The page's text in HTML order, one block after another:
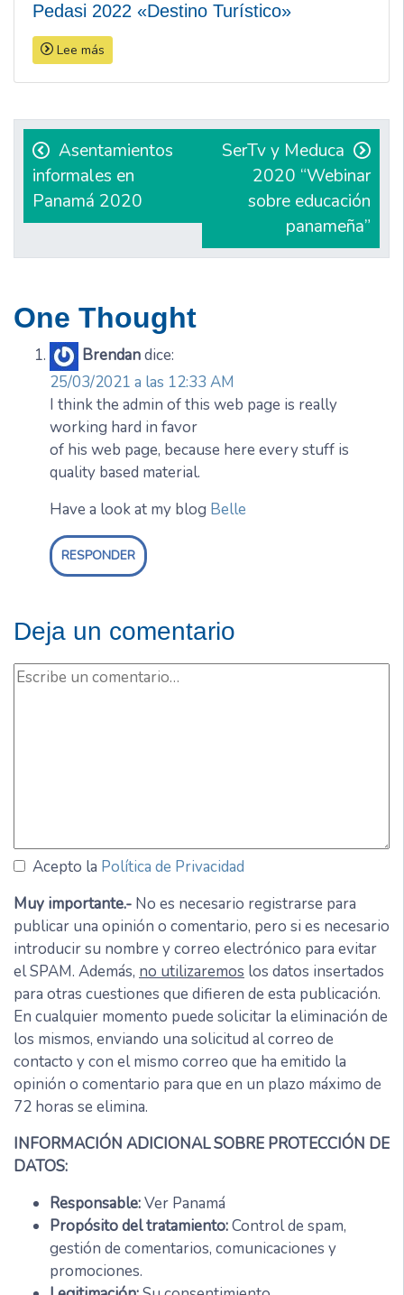
Pedasi 2022 «Destino Turístico»
Lee más
Navegación
de
entradas
Asentamientos
informales en
Panamá 2020
SerTv y Meduca
2020 “Webinar
sobre educación
panameña”
One Thought
Brendandice:
25/03/2021 a las 12:33 AM
I think the admin of this web page is really
working hard in favor
of his web page, because here every stuff is
quality based material.
Have a look at my blog Belle
RESPONDER
Deja un comentario
Acepto la Política de Privacidad
Muy importante.- No es necesario registrarse para
publicar una opinión o comentario, pero si es necesario
introducir su nombre y correo electrónico para evitar
el SPAM. Además, no utilizaremos los datos insertados
para otras cuestiones que difieren de esta publicación.
En cualquier momento puede solicitar la eliminación de
los mismos, enviando una solicitud al correo de
contacto y con el mismo correo que ha emitido la
opinión o comentario para que en un plazo máximo de
72 horas se elimina.
INFORMACIÓN ADICIONAL SOBRE PROTECCIÓN DE
DATOS:
Responsable:Ver Panamá
Propósito del tratamiento:Control de spam,
gestión de comentarios, comunicaciones y
promociones.